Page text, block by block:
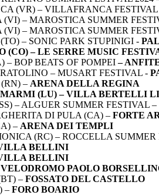
(VR) – VILLAFRANCA FESTIVAL
(VI) – MAROSTICA SUMMER
(VI) – MAROSTICA SUMMER
– SONIC PARK STUPINIGI -
(CO) – LE SERRE MUSIC
– BOP BEATS OF POMPEI–
– MUSART FESTIVAL -
– ARENA DELLA REGINA
MARMI (LU) – VILLA BERTELLI
– ALGUER SUMMER FESTIVAL –
DI PULA (CA) – FORTE
– ARENA DEI TEMPLI
(RC) – ROCCELLA SUMMER
BELLINI
BELLINI
VELODROMO PAOLO
– FOSSATO DEL CASTELLO
– FORO BOARIO